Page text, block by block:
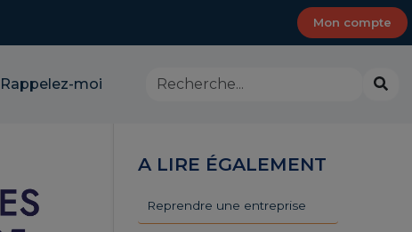
Mon compte
Rappelez-moi
Rechercher
dans
CMA
Alpes-
A LIRE ÉGALEMENT
Reprendre une entreprise